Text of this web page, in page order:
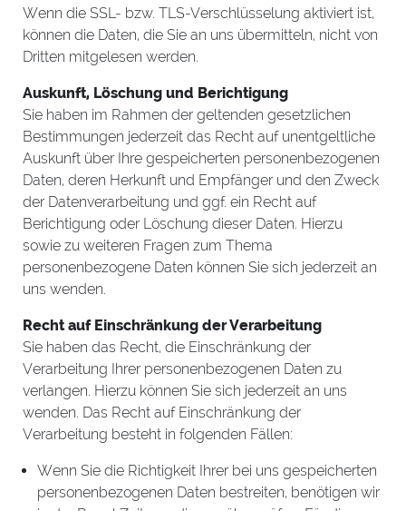
Wenn die SSL- bzw. TLS-Verschlüsselung aktiviert ist,
können die Daten, die Sie an uns übermitteln, nicht von
Dritten mitgelesen werden.
Auskunft, Löschung und Berichtigung
Sie haben im Rahmen der geltenden gesetzlichen
Bestimmungen jederzeit das Recht auf unentgeltliche
Auskunft über Ihre gespeicherten personenbezogenen
Daten, deren Herkunft und Empfänger und den Zweck
der Datenverarbeitung und ggf. ein Recht auf
Berichtigung oder Löschung dieser Daten. Hierzu
sowie zu weiteren Fragen zum Thema
personenbezogene Daten können Sie sich jederzeit an
uns wenden.
Recht auf Einschränkung der Verarbeitung
Sie haben das Recht, die Einschränkung der
Verarbeitung Ihrer personenbezogenen Daten zu
verlangen. Hierzu können Sie sich jederzeit an uns
wenden. Das Recht auf Einschränkung der
Verarbeitung besteht in folgenden Fällen:
Wenn Sie die Richtigkeit Ihrer bei uns gespeicherten
personenbezogenen Daten bestreiten, benötigen wir